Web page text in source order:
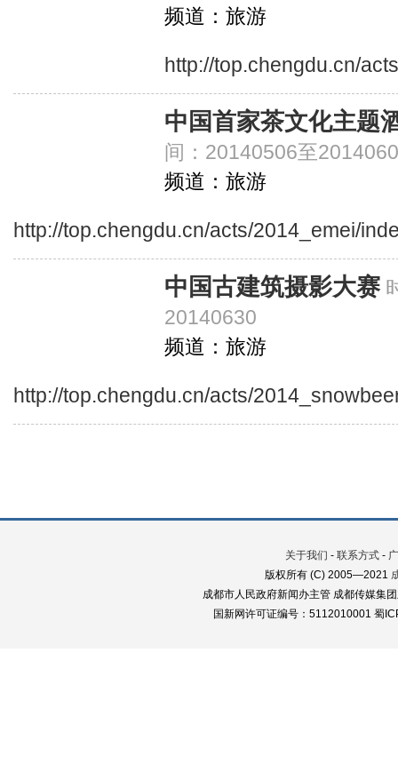
频道：旅游
http://top.chengdu.cn/
中国首家茶文化主题
间：20140506至
频道：旅游
http://top.chengdu.cn/acts/2014_emei/
中国古建筑摄影大赛
20140630
频道：旅游
http://top.chengdu.cn/acts/
关于我们 - 联系方式 -
版权所有 (C) 2005—2021
成都市人民政府新闻办主管 成都传媒集
国新网许可证编号：5112010001 蜀